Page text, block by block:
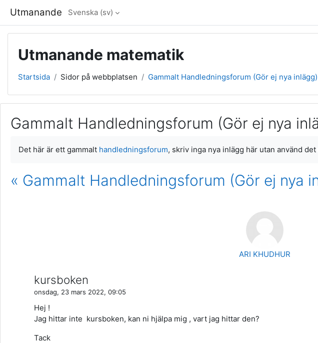
Utmanande Svenska ‎(sv)‎
Utmanande matematik
Startsida Sidor på webbplatsen Gammalt Handledningsforum (Gör ej nya inlägg)
Gammalt Handledningsforum (Gör ej nya
Det här är ett gammalt handledningsforum, skriv inga nya inlägg här utan använd det
« Gammalt Handledningsforum (Gör ej nya
ARI KHUDHUR
kursboken
onsdag, 23 mars 2022, 09:05
Hej !
Jag hittar inte kursboken, kan ni hjälpa mig , vart jag hittar den?
Tack